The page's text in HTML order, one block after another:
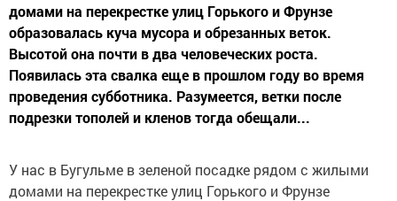
домами на перекрестке улиц Горького и Фрунзе
образовалась куча мусора и обрезанных веток.
Высотой она почти в два человеческих роста.
Появилась эта свалка еще в прошлом году во время
проведения субботника. Разумеется, ветки после
подрезки тополей и кленов тогда обещали...
У нас в Бугульме в зеленой посадке рядом с жилыми
домами на перекрестке улиц Горького и Фрунзе